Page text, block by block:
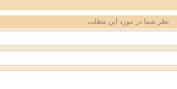
نظر شما در مورد این مطلب